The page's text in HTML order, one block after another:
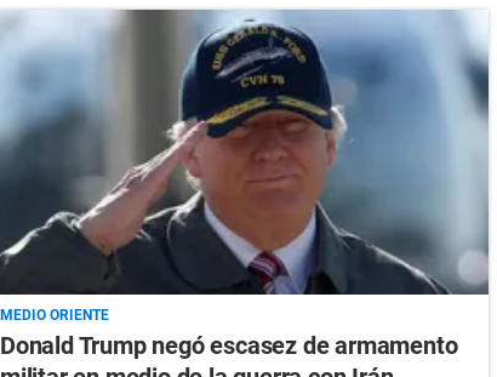
MEDIO ORIENTE
Donald Trump negó escasez de armamento